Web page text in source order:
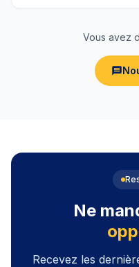
Vous avez
Ne
Recevez les